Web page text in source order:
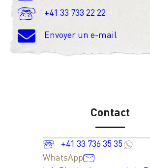
+41 33 733 22 22
Envoyer un e-mail
Contact
+41 33 736 35 35
WhatsApp